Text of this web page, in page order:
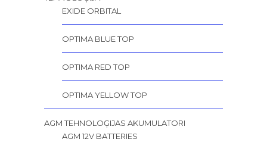
EXIDE ORBITAL
OPTIMA BLUE TOP
OPTIMA RED TOP
OPTIMA YELLOW TOP
AGM TEHNOLOĢIJAS AKUMULATORI
AGM 12V BATTERIES